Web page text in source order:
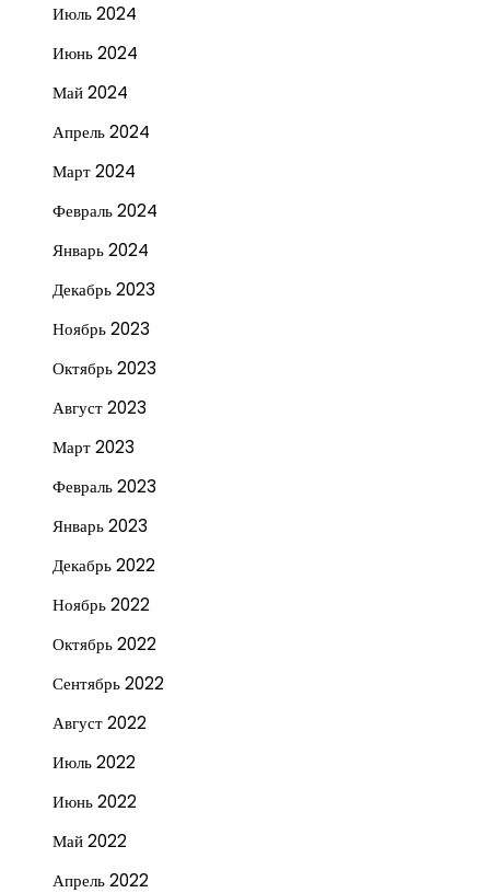
Июль 2024
Июнь 2024
Май 2024
Апрель 2024
Март 2024
Февраль 2024
Январь 2024
Декабрь 2023
Ноябрь 2023
Октябрь 2023
Август 2023
Март 2023
Февраль 2023
Январь 2023
Декабрь 2022
Ноябрь 2022
Октябрь 2022
Сентябрь 2022
Август 2022
Июль 2022
Июнь 2022
Май 2022
Апрель 2022